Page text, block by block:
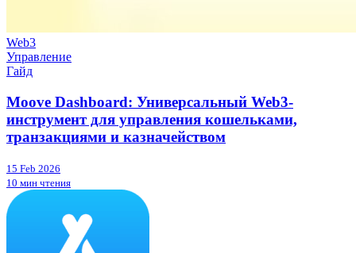
Web3
Управление
Гайд
Moove Dashboard: Универсальный Web3-
инструмент для управления кошельками,
транзакциями и казначейством
15 Feb 2026
10 мин чтения